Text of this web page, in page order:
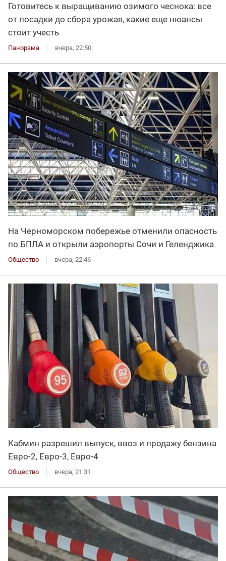
Готовитесь к выращиванию озимого чеснока: все
от посадки до сбора урожая, какие еще нюансы
стоит учесть
Панорама вчера, 22:50
На Черноморском побережье отменили опасность
по БПЛА и открыли аэропорты Сочи и Геленджика
Общество вчера, 22:46
Кабмин разрешил выпуск, ввоз и продажу бензина
Евро-2, Евро-3, Евро-4
Общество вчера, 21:31